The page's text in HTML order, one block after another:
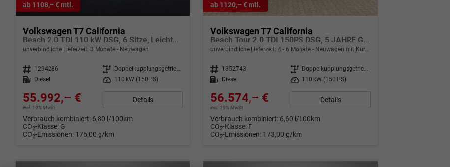
ab 1108,– € mtl.
Volkswagen T7 California
Beach 2.0 TDI 110 kW DSG, 6 Sitze, Leichtmetallfelgen 17 Zoll, Markise mit Schiene und Gehäuse links, Klima, 5 Jahre Werksgarantie,
unverbindliche Lieferzeit: 3 Monate Neuwagen
Fahrzeugnr. 1294286 Getriebe
Doppelkupplungsgetriebe (DSG)
Kraftstoff
Diesel Leistung 110 kW (150 PS)
55.992,– €
incl. 19% MwSt.
Details
Verbrauch kombiniert: 6,80 l/100km
CO2-Klasse: G
CO2-Emissionen: 176,00 g/km
ab 1120,– € mtl.
Volkswagen T7 California
Beach Tour 2.0 TDI 150PS DSG, 5 JAHRE GARANTIE, Privacy-Glas, Aufstelldach, Parksensoren v/h, Rückfahrkamera, Klima, M-Lederlenkrad, ACC, Digital Cockpit, Schiebetüre l/r, Radio 12,9"+App-Connect, Sitzer + 4 Schlafplätze, Tisch/2x Stühle, Technikbox, Drehsitze
unverbindliche Lieferzeit: 4 - 6 Monate Neuwagen mit Kurzzeitzulassung
Fahrzeugnr. 1352743 Getriebe
Doppelkupplungsgetriebe (DSG)
Kraftstoff
Diesel Leistung 110 kW (150 PS)
56.574,– €
incl. 19% MwSt.
Details
Verbrauch kombiniert: 6,60 l/100km
CO2-Klasse: F
CO2-Emissionen: 173,00 g/km